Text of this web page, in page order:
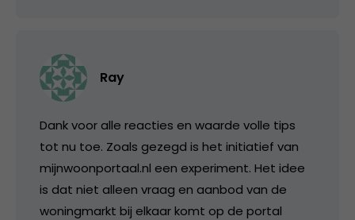
Ray
Dank voor alle reacties en waarde volle tips
tot nu toe. Zoals gezegd is het initiatief van
mijnwoonportaal.nl een experiment. Het idee
is dat niet alleen vraag en aanbod van de
woningmarkt bij elkaar komt op de portal